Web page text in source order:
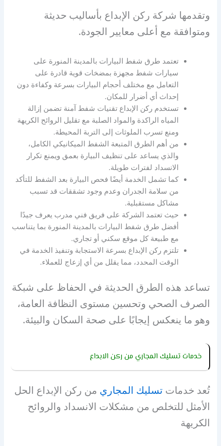
وتقدمها شركة ركن الإبداع بأساليب حديثة
ومتوافقة مع أعلى معايير الجودة.
تعتمد طرق شفط البيارات بالمدينة المنورة على
سيارات شفط مجهزة بمضخات قوية قادرة على
التعامل مع مختلف أحجام البيارات بسرعة وكفاءة دون
إحداث أي أضرار للمكان.
تستخدم ركن الإبداع تقنيات شفط آمنة تضمن إزالة
المياه الراكدة والمواد الصلبة مع تقليل الروائح الكريهة
ومنع تسرب الملوثات إلى التربة المحيطة.
من أهم الطرق المتبعة الشفط الميكانيكي الكامل،
والذي يساعد على تنظيف البيارة بعمق ويمنع تكرار
الانسداد لفترات طويلة.
كما تشمل الخدمة أيضًا فحص البيارة بعد الشفط للتأكد
من سلامة الجدران وعدم وجود تشققات قد تسبب
مشاكل مستقبلية.
حيث تعتمد الشركة على فريق فني مدرب يعرف جيدًا
أفضل طرق شفط البيارات بالمدينة المنورة بما يتناسب
مع طبيعة كل موقع سكني أو تجاري.
تلتزم ركن الإبداع بسرعة الاستجابة وتنفيذ الخدمة في
الوقت المحدد، مما يقلل من أي إزعاج للعملاء.
تساعد هذه الطرق الحديثة في الحفاظ على شبكة
الصرف الصحي وتحسين مستوى النظافة العامة،
وهو ما ينعكس إيجابًا على صحة السكان والبيئة.
خدمات تسليك المجاري من ركن الابداع
تُعد خدمات تسليك المجاري من ركن الإبداع الحل
الأمثل للتخلص من مشكلات الانسداد والروائح
الكريهة